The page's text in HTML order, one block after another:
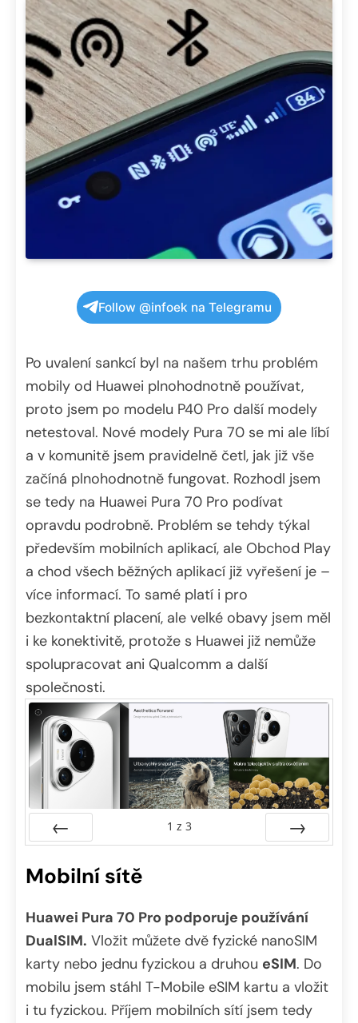
Follow @infoek na Telegramu
Po uvalení sankcí byl na našem trhu problém
mobily od Huawei plnohodnotně používat,
proto jsem po modelu P40 Pro další modely
netestoval. Nové modely Pura 70 se mi ale líbí
a v komunitě jsem pravidelně četl, jak již vše
začíná plnohodnotně fungovat. Rozhodl jsem
se tedy na Huawei Pura 70 Pro podívat
opravdu podrobně. Problém se tehdy týkal
především mobilních aplikací, ale Obchod Play
a chod všech běžných aplikací již vyřešení je –
více informací. To samé platí i pro
bezkontaktní placení, ale velké obavy jsem měl
i ke konektivitě, protože s Huawei již nemůže
spolupracovat ani Qualcomm a další
společnosti.
1 z 3
Mobilní sítě
Huawei Pura 70 Pro podporuje používání
DualSIM. Vložit můžete dvě fyzické nanoSIM
karty nebo jednu fyzickou a druhou eSIM. Do
mobilu jsem stáhl T-Mobile eSIM kartu a vložit
i tu fyzickou. Příjem mobilních sítí jsem tedy